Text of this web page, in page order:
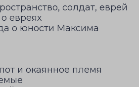
солдат, еврей
евреях
о юности Максима
и окаянное племя